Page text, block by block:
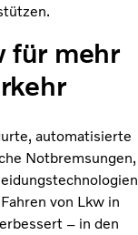
für mehr
automatisierte
Notbremsungen,
von Lkw in
– in den